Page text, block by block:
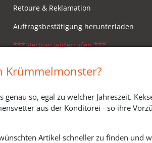
Retoure & Reklamation
Auftragsbestätigung herunterladen
*** Vertrag widerrufen ***
Versandkosten, Lieferzeiten &
Krümmelmonster?
genau so, egal zu welcher Jahreszeit.
aus der Konditorei - so ihre
Artikel schneller zu finden und